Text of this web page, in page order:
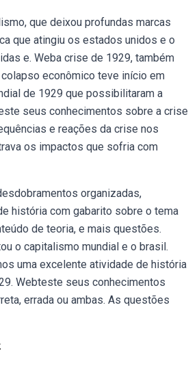
que deixou profundas marcas
que atingiu os estados unidos e o
e. Weba crise de 1929, também
econômico teve início em
de 1929 que possibilitaram a
seus conhecimentos sobre a crise
e reações da crise nos
os impactos que sofria com
organizadas,
história com gabarito sobre o tema
de teoria, e mais questões.
o capitalismo mundial e o brasil.
uma excelente atividade de história
Webteste seus conhecimentos
errada ou ambas. As questões